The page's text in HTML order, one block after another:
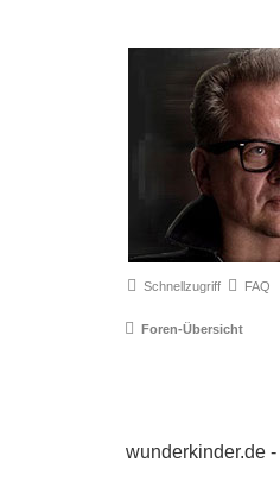
Schnellzugriff FAQ
Foren-Übersicht
wunderkinder.de